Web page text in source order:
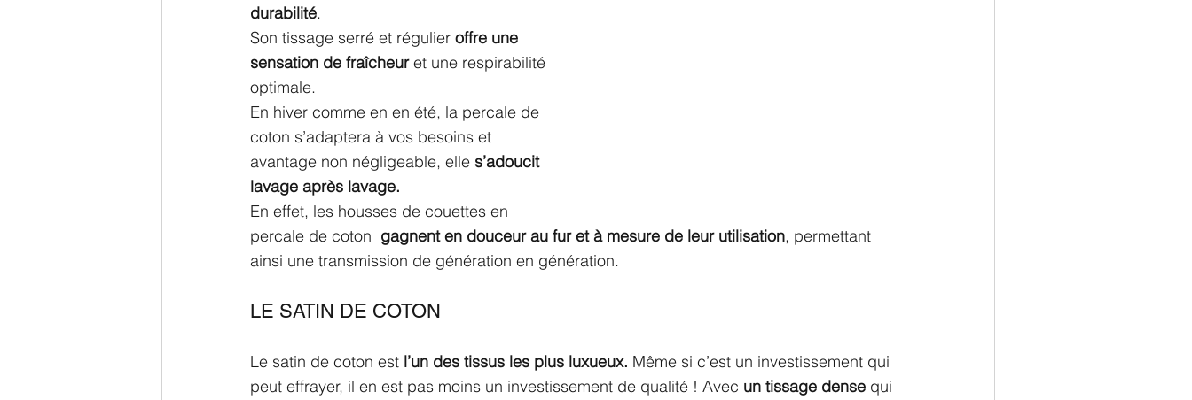
durabilité.
Son tissage serré et régulier offre une
sensation de fraîcheur et une respirabilité
optimale.
En hiver comme en en été, la percale de
coton s’adaptera à vos besoins et
avantage non négligeable, elle s’adoucit
lavage après lavage.
En effet, les housses de couettes en
percale de coton gagnent en douceur au fur et à mesure de leur utilisation, permettant
ainsi une transmission de génération en génération.
LE SATIN DE COTON
Le satin de coton est l’un des tissus les plus luxueux. Même si c’est un investissement qui
peut effrayer, il en est pas moins un investissement de qualité ! Avec un tissage dense qui